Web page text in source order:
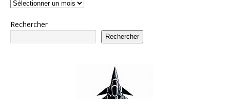
Rechercher
Rechercher